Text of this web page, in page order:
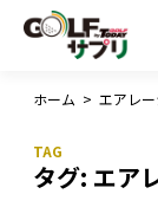
ホーム > エアレ
タグ: エア